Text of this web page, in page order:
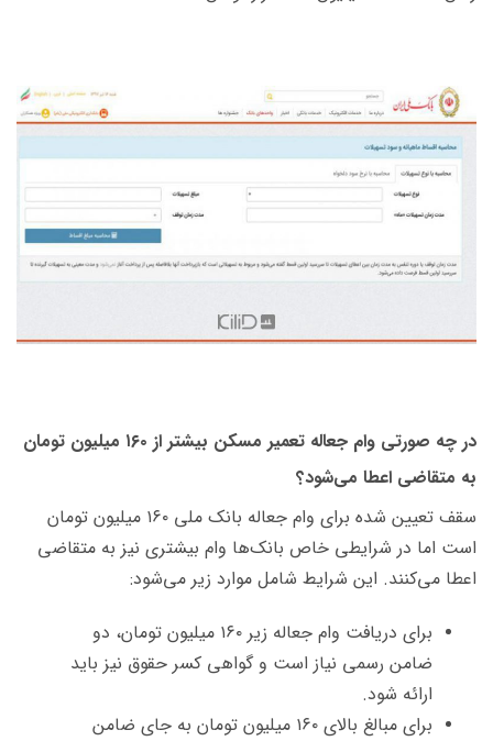
در چه صورتی وام جعاله تعمیر مسکن بیشتر از ۱۶۰ میلیون تومان
به متقاضی اعطا می‌شود؟
سقف تعیین شده برای وام جعاله بانک ملی ۱۶۰ میلیون تومان
است اما در شرایطی خاص بانک‌ها وام بیشتری نیز به متقاضی
اعطا می‌کنند. این شرایط شامل موارد زیر می‌شود:
برای دریافت وام جعاله زیر ۱۶۰ میلیون تومان، دو
ضامن رسمی نیاز است و گواهی کسر حقوق نیز باید
ارائه شود.
برای مبالغ بالای ۱۶۰ میلیون تومان به جای ضامن